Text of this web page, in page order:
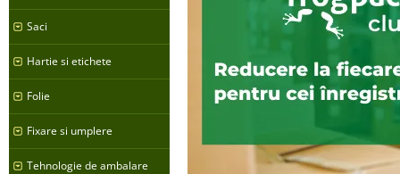
Saci
Hartie si etichete
Folie
Fixare si umplere
Tehnologie de ambalare